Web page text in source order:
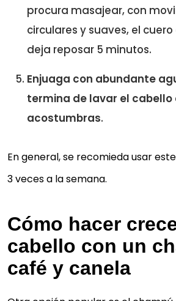
procura masajear, con
circulares y suaves, el
deja reposar 5 minutos.
Enjuaga con abundante
termina de lavar el cabello
acostumbras.
En general, se recomieda usar
3 veces a la semana.
Cómo hacer
cabello con un
café y canela